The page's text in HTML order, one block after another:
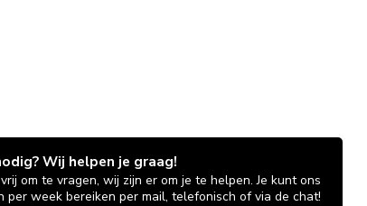
Wij helpen je graag!
om te vragen, wij zijn er om je te helpen. Je kunt ons
per week bereiken per mail, telefonisch of via de chat!